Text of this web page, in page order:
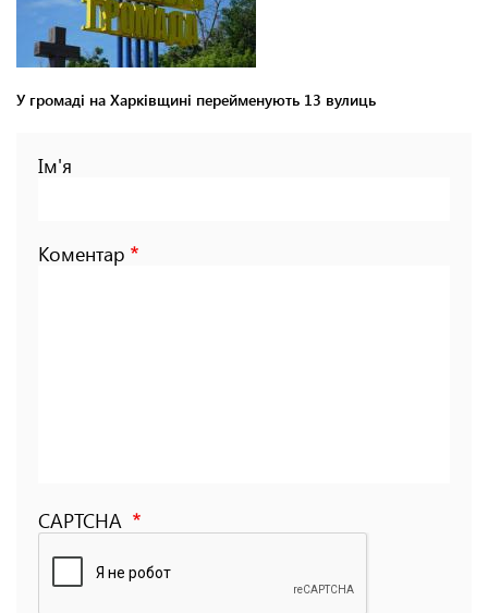
У громаді на Харківщині перейменують 13 вулиць
Ім'я
Коментар
CAPTCHA